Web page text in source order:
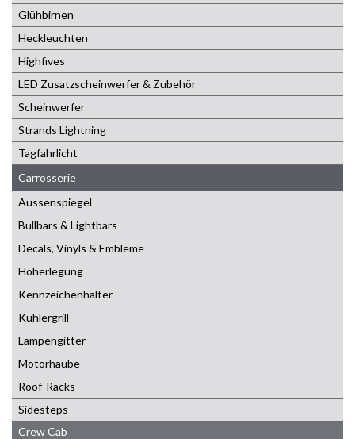
Glühbirnen
Heckleuchten
Highfives
LED Zusatzscheinwerfer & Zubehör
Scheinwerfer
Strands Lightning
Tagfahrlicht
Carrosserie
Aussenspiegel
Bullbars & Lightbars
Decals, Vinyls & Embleme
Höherlegung
Kennzeichenhalter
Kühlergrill
Lampengitter
Motorhaube
Roof-Racks
Sidesteps
Crew Cab